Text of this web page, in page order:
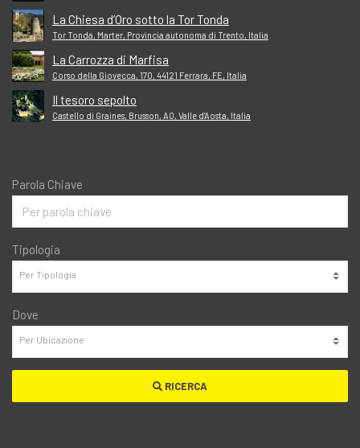
La Chiesa d’Oro sotto la Tor Tonda
Tor Tonda, Marter, Provincia autonoma di Trento, Italia
La Carrozza di Marfisa
Corso della Giovecca, 170, 44121 Ferrara, FE, Italia
Il tesoro sepolto
Castello di Graines, Brusson, AO, Valle d'Aosta, Italia
Parola Chiave
Tipologia
Dove
RICERCA